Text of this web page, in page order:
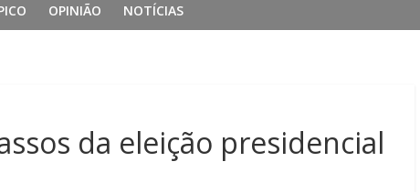
OPINIÃO NOTÍCIAS
da eleição presidencial